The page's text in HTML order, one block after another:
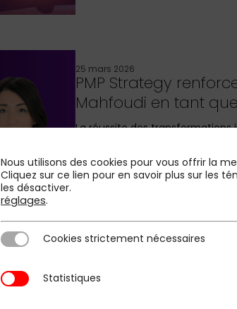
25 mars 2026
PMP Strategy
Mahfoudi en tant
La réussite des
Nous utilisons des cookies pour vous offrir la
Cliquez sur ce lien pour en savoir plus sur les
les désactiver.
réglages.
Cookies strictement nécessaires
Cookies strictement nécessaires
StatistiquesStatistiques